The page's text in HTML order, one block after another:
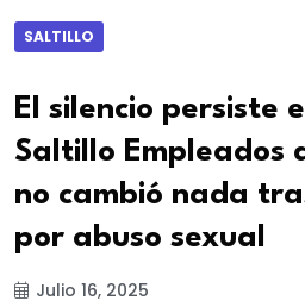
SALTILLO
El silencio persiste
Saltillo Empleados
no cambió nada
por abuso sexual
Julio 16, 2025